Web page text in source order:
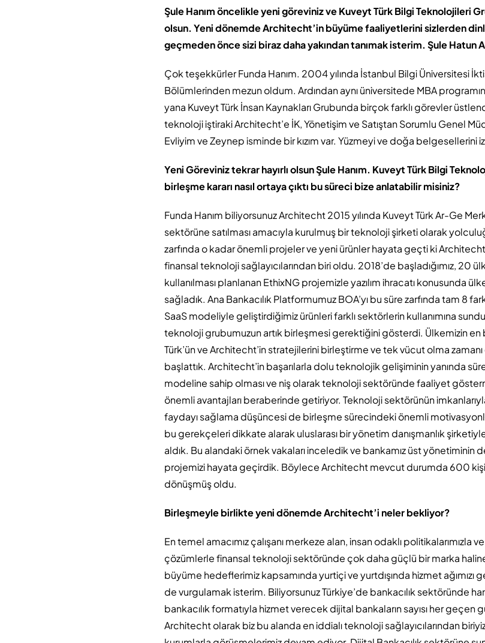
Şule Hanım öncelikle yeni göreviniz ve Kuveyt Türk Bilgi Teknolojileri
olsun. Yeni dönemde Architecht’in büyüme faaliyetlerini sizlerden
geçmeden önce sizi biraz daha yakından tanımak isterim. Şule Hatun
Çok teşekkürler Funda Hanım. 2004 yılında İstanbul Bilgi Üniversitesi
Bölümlerinden mezun oldum. Ardından aynı üniversitede MBA
yana Kuveyt Türk İnsan Kaynakları Grubunda birçok farklı görevler
teknoloji iştiraki Architecht’e İK, Yönetişim ve Satıştan Sorumlu Genel
Evliyim ve Zeynep isminde bir kızım var. Yüzmeyi ve doğa belgesellerini
Yeni Göreviniz tekrar hayırlı olsun Şule Hanım. Kuveyt Türk Bilgi
birleşme kararı nasıl ortaya çıktı bu süreci bize anlatabilir misiniz?
Funda Hanım biliyorsunuz Architecht 2015 yılında Kuveyt Türk Ar-Ge
sektörüne satılması amacıyla kurulmuş bir teknoloji şirketi olarak
zarfında o kadar önemli projeler ve yeni ürünler hayata geçti ki
finansal teknoloji sağlayıcılarından biri oldu. 2018’de başladığımız, 20
kullanılması planlanan EthixNG projemizle yazılım ihracatı konusunda
sağladık. Ana Bankacılık Platformumuz BOA’yı bu süre zarfında tam 8
SaaS modeliyle geliştirdiğimiz ürünleri farklı sektörlerin kullanımına
teknoloji grubumuzun artık birleşmesi gerektiğini gösterdi. Ülkemizin en
Türk’ün ve Architecht’in stratejilerini birleştirme ve tek vücut olma
başlattık. Architecht’in başarılarla dolu teknolojik gelişiminin yanında
modeline sahip olması ve niş olarak teknoloji sektöründe faaliyet
önemli avantajları beraberinde getiriyor. Teknoloji sektörünün
faydayı sağlama düşüncesi de birleşme sürecindeki önemli
bu gerekçeleri dikkate alarak uluslarası bir yönetim danışmanlık
aldık. Bu alandaki örnek vakaları inceledik ve bankamız üst
projemizi hayata geçirdik. Böylece Architecht mevcut durumda 600
dönüşmüş oldu.
Birleşmeyle birlikte yeni dönemde Architecht’i neler bekliyor?
En temel amacımız çalışanı merkeze alan, insan odaklı
çözümlerle finansal teknoloji sektöründe çok daha güçlü bir marka
büyüme hedeflerimiz kapsamında yurtiçi ve yurtdışında hizmet
de vurgulamak isterim. Biliyorsunuz Türkiye’de bankacılık sektöründe
bankacılık formatıyla hizmet verecek dijital bankaların sayısı her
Architecht olarak biz bu alanda en iddialı teknoloji sağlayıcılarından